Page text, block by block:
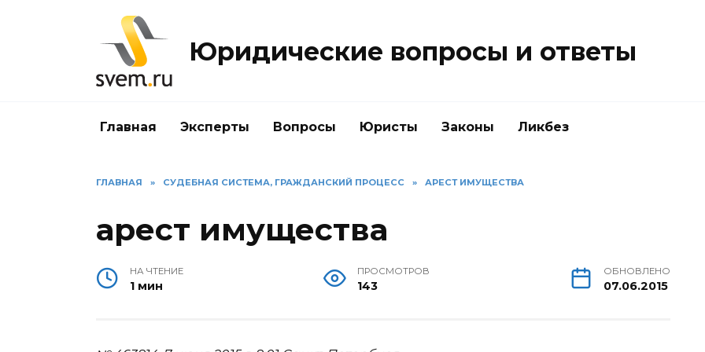
Юридические вопросы и ответы
Главная Эксперты Вопросы Юристы Законы Ликбез
ГЛАВНАЯ » СУДЕБНАЯ СИСТЕМА, ГРАЖДАНСКИЙ ПРОЦЕСС » АРЕСТ ИМУЩЕСТВА
арест имущества
НА ЧТЕНИЕ
1 мин
ПРОСМОТРОВ
143
ОБНОВЛЕНО
07.06.2015